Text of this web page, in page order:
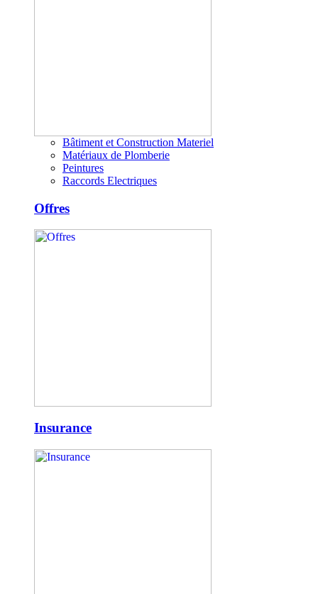
Bâtiment et Construction Materiel
Matériaux de Plomberie
Peintures
Raccords Electriques
Offres
Insurance